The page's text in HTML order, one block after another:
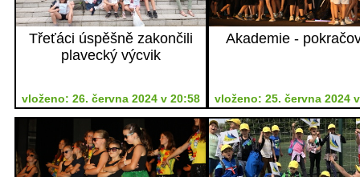
Třeťáci úspěšně zakončili
plavecký výcvik
vloženo: 26. června 2024 v 20:58
Akademie -
vloženo: 25. června 2024